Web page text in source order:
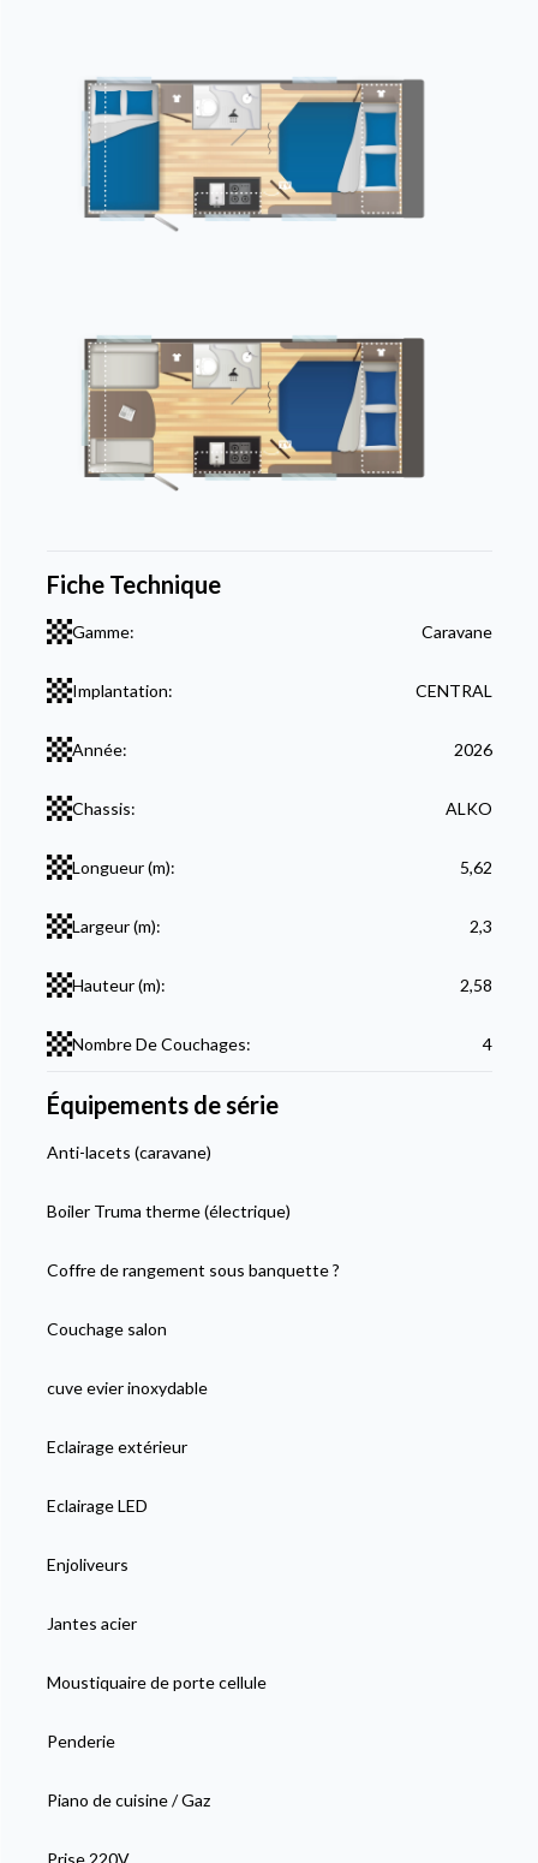
Fiche Technique
Gamme: Caravane
Implantation: CENTRAL
Année: 2026
Chassis: ALKO
Longueur (m): 5,62
Largeur (m): 2,3
Hauteur (m): 2,58
Nombre De Couchages: 4
Équipements de série
Anti-lacets (caravane)
Boiler Truma therme (électrique)
Coffre de rangement sous banquette ?
Couchage salon
cuve evier inoxydable
Eclairage extérieur
Eclairage LED
Enjoliveurs
Jantes acier
Moustiquaire de porte cellule
Penderie
Piano de cuisine / Gaz
Prise 220V